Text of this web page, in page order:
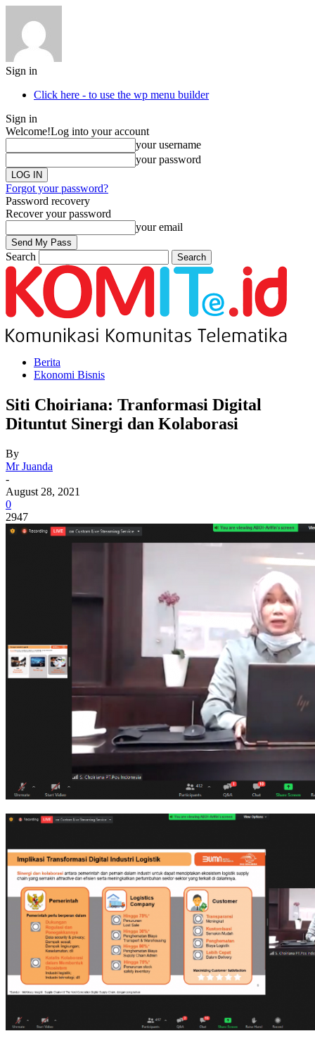
Sign in
Click here - to use the wp menu builder
Sign in
Welcome!Log into your account
your username
your password
Forgot your password?
Password recovery
Recover your password
your email
Search
Berita
Ekonomi Bisnis
Siti Choiriana: Tranformasi Digital
Dituntut Sinergi dan Kolaborasi
By
Mr Juanda
-
August 28, 2021
0
2947